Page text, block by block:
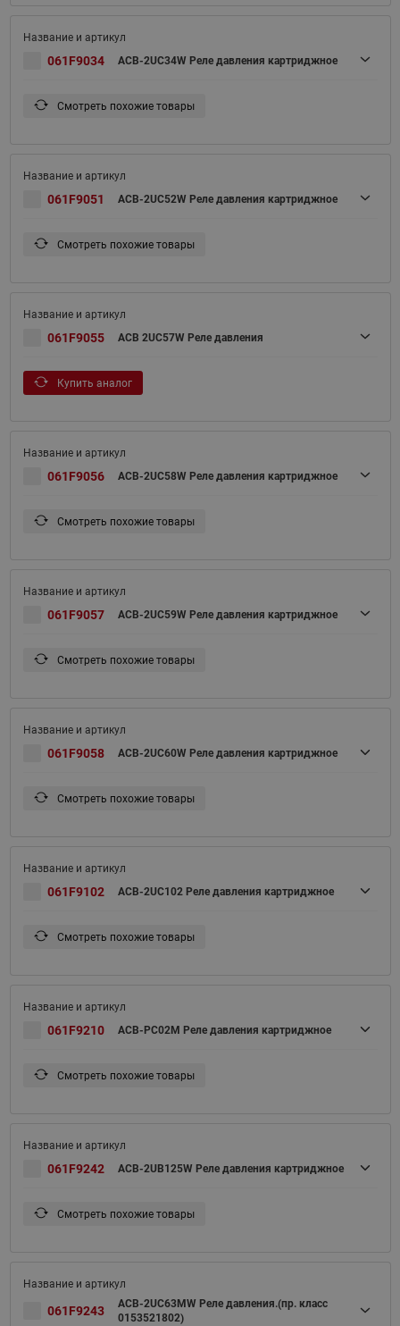
061F9034 ACB-2UC34W Реле давления картриджное
Смотреть похожие товары
061F9051 ACB-2UC52W Реле давления картриджное
Смотреть похожие товары
061F9055 ACB 2UC57W Реле давления
Купить аналог
061F9056 ACB-2UC58W Реле давления картриджное
Смотреть похожие товары
061F9057 ACB-2UC59W Реле давления картриджное
Смотреть похожие товары
061F9058 ACB-2UC60W Реле давления картриджное
Смотреть похожие товары
061F9102 ACB-2UC102 Реле давления картриджное
Смотреть похожие товары
061F9210 ACB-PC02M Реле давления картриджное
Смотреть похожие товары
061F9242 ACB-2UB125W Реле давления картриджное
Смотреть похожие товары
061F9243
ACB-2UC63MW Реле давления.(пр. класс
0153521802)